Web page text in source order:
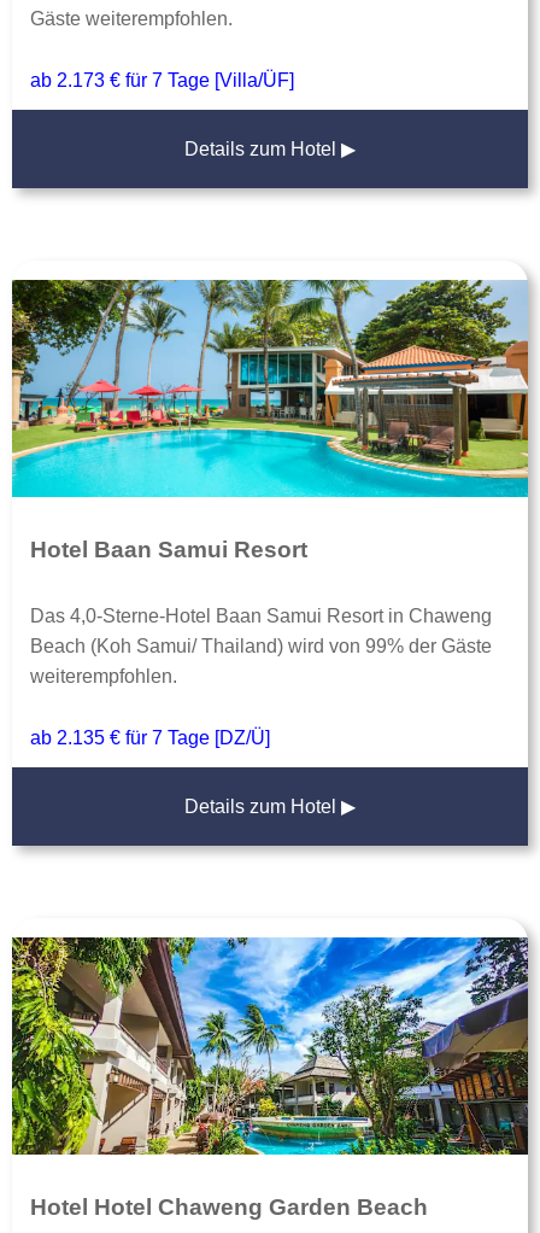
Gäste weiterempfohlen.
ab 2.173 € für 7 Tage [Villa/ÜF]
Details zum Hotel ▶
Hotel Baan Samui Resort
Das 4,0-Sterne-Hotel Baan Samui Resort in Chaweng
Beach (Koh Samui/ Thailand) wird von 99% der Gäste
weiterempfohlen.
ab 2.135 € für 7 Tage [DZ/Ü]
Details zum Hotel ▶
Hotel Hotel Chaweng Garden Beach